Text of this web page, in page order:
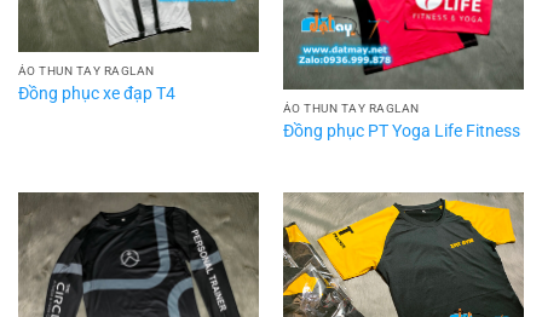
ÁO THUN TAY RAGLAN
Đồng phục xe đạp T4
ÁO THUN TAY RAGLAN
Đồng phục PT Yoga Life Fitness